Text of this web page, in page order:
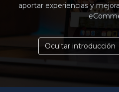
aportar experiencias y
Ocultar introducción